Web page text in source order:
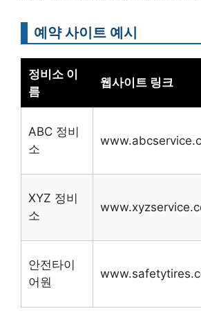
예약 사이트 예시
정비소 이
름
웹사이트 링크
ABC 정비
소
XYZ 정비
소
안전타이
어원